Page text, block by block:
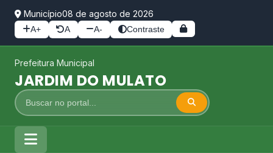
Município08 de agosto de 2026
A+ A A- Contraste
Prefeitura Municipal
JARDIM DO MULATO